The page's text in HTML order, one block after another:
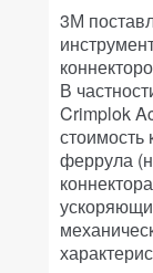
3М
В
Crimplok
стоимость
феррула